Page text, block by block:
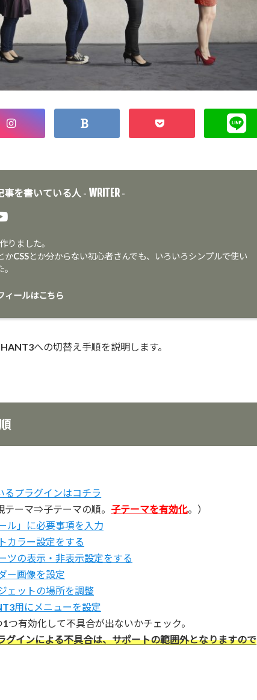
事を書いている人 - WRITER-
りました。
かCSSとか分からない初心者さんでも、いろいろシンプルで使い
ィールはこちら
への切替え手順を説明します。
るプラグインはコチラ
テーマ⇒子テーマの順。 子テーマを有効化。）
ル」に必要事項を入力
カラー設定をする
ツの表示・非表示設定をする
ー画像を設定
ェットの場所を調整
用にメニューを設定
有効化して不具合が出ないかチェック。
インによる不具合は、サポートの範囲外となりますので